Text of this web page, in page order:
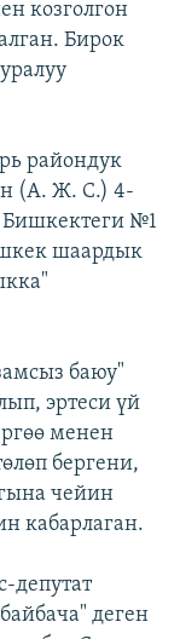
козголгон
Бирок
райондук
(А. Ж. С.) 4-
№1
шаардык
баюу"
эртеси үй
менен
бергени,
чейин
кабарлаган.
депутат
деген